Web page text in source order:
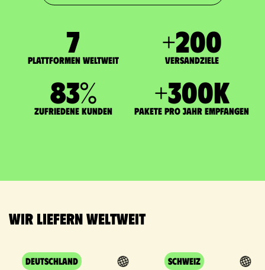
7
Plattformen weltweit
+200
Versandziele
83%
zufriedene Kunden
+300K
Pakete pro Jahr empfangen
Wir liefern weltweit
Deutschland Schweiz